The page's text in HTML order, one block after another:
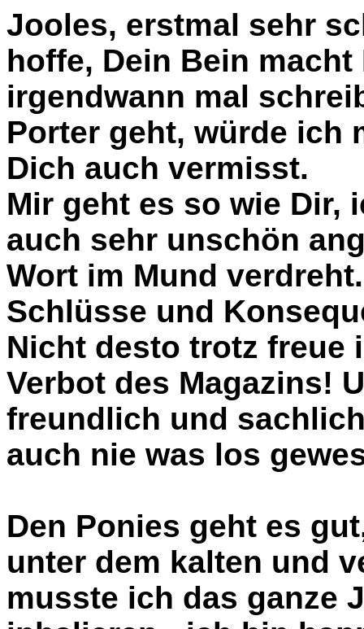
Jooles, erstmal sehr
hoffe, Dein Bein
irgendwann mal
Porter geht, würde ich
Dich auch vermisst.
Mir geht es so wie Dir,
auch sehr unschön
Wort im Mund
Schlüsse und
Nicht desto trotz freue
Verbot des Magazins!
freundlich und
auch nie was los
Den Ponies geht es
unter dem kalten und
musste ich das ganze